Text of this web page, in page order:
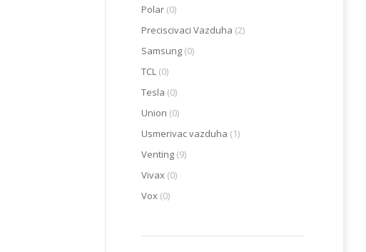
Polar (0)
Preciscivaci Vazduha (2)
Samsung (0)
TCL (0)
Tesla (0)
Union (0)
Usmerivac vazduha (1)
Venting (9)
Vivax (0)
Vox (0)